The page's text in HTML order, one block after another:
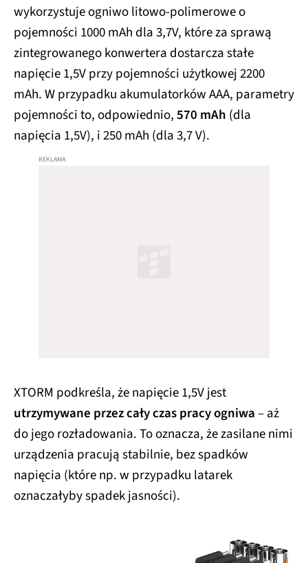
wykorzystuje ogniwo litowo-polimerowe o
pojemności 1000 mAh dla 3,7V, które za sprawą
zintegrowanego konwertera dostarcza stałe
napięcie 1,5V przy pojemności użytkowej 2200
mAh. W przypadku akumulatorków AAA, parametry
pojemności to, odpowiednio,570 mAh (dla
napięcia 1,5V), i 250 mAh (dla 3,7 V).
XTORM podkreśla, że napięcie 1,5V jest
utrzymywane przez cały czas pracy ogniwa– aż
do jego rozładowania. To oznacza, że zasilane nimi
urządzenia pracują stabilnie, bez spadków
napięcia (które np. w przypadku latarek
oznaczałyby spadek jasności).